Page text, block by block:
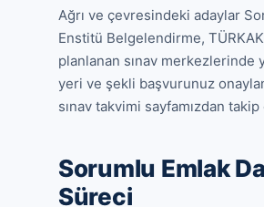
Ağrı ve çevresindeki adaylar
Enstitü Belgelendirme,
planlanan sınav
yeri ve şekli başvurunuz
sınav takvimi sayfamızdan
Sorumlu Emlak
Süreci